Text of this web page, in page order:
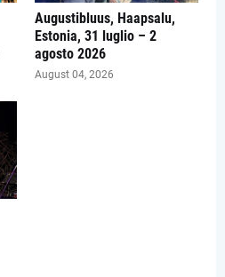
Augustibluus, Haapsalu,
Estonia, 31 luglio – 2
agosto 2026
August 04, 2026